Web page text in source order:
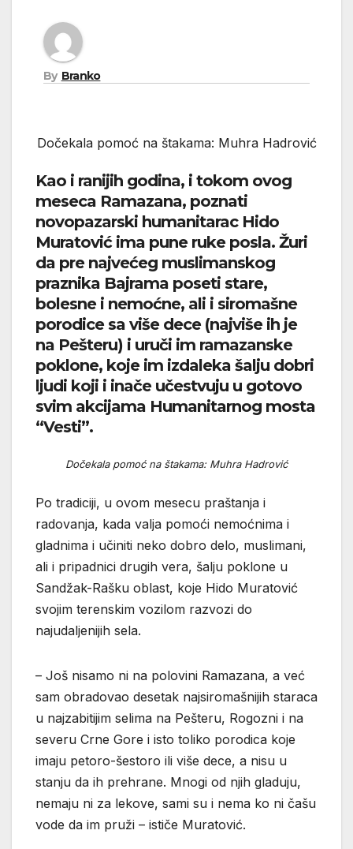
By Branko
Dočekala pomoć na štakama: Muhra Hadrović
Kao i ranijih godina, i tokom ovog
meseca Ramazana, poznati
novopazarski humanitarac Hido
Muratović ima pune ruke posla. Žuri
da pre najvećeg muslimanskog
praznika Bajrama poseti stare,
bolesne i nemoćne, ali i siromašne
porodice sa više dece (najviše ih je
na Pešteru) i uruči im ramazanske
poklone, koje im izdaleka šalju dobri
ljudi koji i inače učestvuju u gotovo
svim akcijama Humanitarnog mosta
“Vesti”.
Dočekala pomoć na štakama: Muhra Hadrović
Po tradiciji, u ovom mesecu praštanja i
radovanja, kada valja pomoći nemoćnima i
gladnima i učiniti neko dobro delo, muslimani,
ali i pripadnici drugih vera, šalju poklone u
Sandžak-Rašku oblast, koje Hido Muratović
svojim terenskim vozilom razvozi do
najudaljenijih sela.
– Još nisamo ni na polovini Ramazana, a već
sam obradovao desetak najsiromašnijih staraca
u najzabitijim selima na Pešteru, Rogozni i na
severu Crne Gore i isto toliko porodica koje
imaju petoro-šestoro ili više dece, a nisu u
stanju da ih prehrane. Mnogi od njih gladuju,
nemaju ni za lekove, sami su i nema ko ni čašu
vode da im pruži – ističe Muratović.